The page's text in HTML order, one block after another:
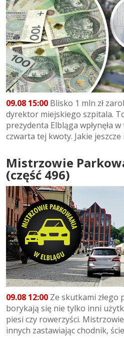
09.08 15:00 Blisko 1 mln zł
dyrektor miejskiego szpitala.
prezydenta Elbląga wpłynęła
czwarta tej kwoty. Jakie jeszcze
Mistrzowie
(część 496)
09.08 12:00 Ze skutkami
borykają się nie tylko inni
piesi czy rowerzyści.
innych zastawiając chodnik,